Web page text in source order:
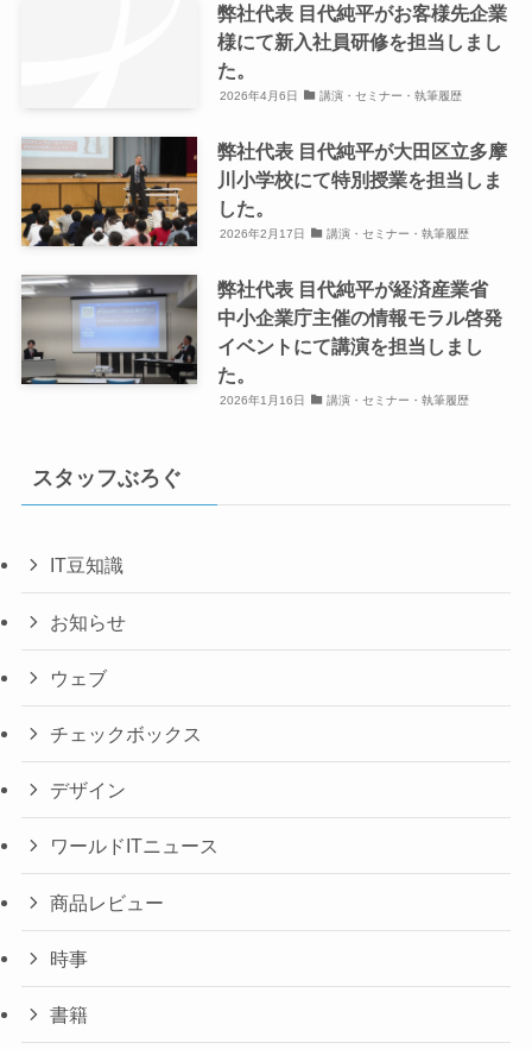
弊社代表 目代純平がお客様先企業
様にて新入社員研修を担当しまし
た。
2026年4月6日 講演・セミナー・執筆履歴
弊社代表 目代純平が大田区立多摩
川小学校にて特別授業を担当しま
した。
2026年2月17日 講演・セミナー・執筆履歴
弊社代表 目代純平が経済産業省
中小企業庁主催の情報モラル啓発
イベントにて講演を担当しまし
た。
2026年1月16日 講演・セミナー・執筆履歴
スタッフぶろぐ
IT豆知識
お知らせ
ウェブ
チェックボックス
デザイン
ワールドITニュース
商品レビュー
時事
書籍